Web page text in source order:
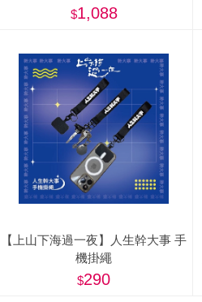
惠組(500g/包)-美
1,088
【上山下海過一夜】人生幹大事 手
機掛繩
290